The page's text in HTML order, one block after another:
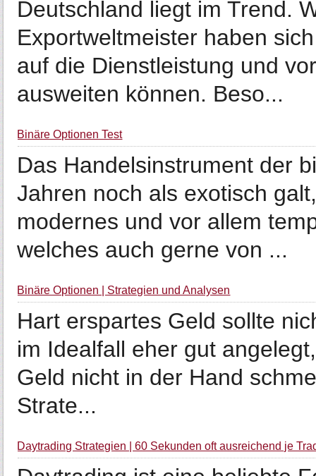
Deutschland liegt im Trend.
Exportweltmeister haben
auf die Dienstleistung und
ausweiten können. Beso...
Binäre Optionen Test
Das Handelsinstrument der
Jahren noch als exotisch
modernes und vor allem
welches auch gerne von ...
Binäre Optionen | Strategien und Analysen
Hart erspartes Geld sollte
im Idealfall eher gut
Geld nicht in der Hand
Strate...
Daytrading Strategien | 60 Sekunden oft ausreichend je